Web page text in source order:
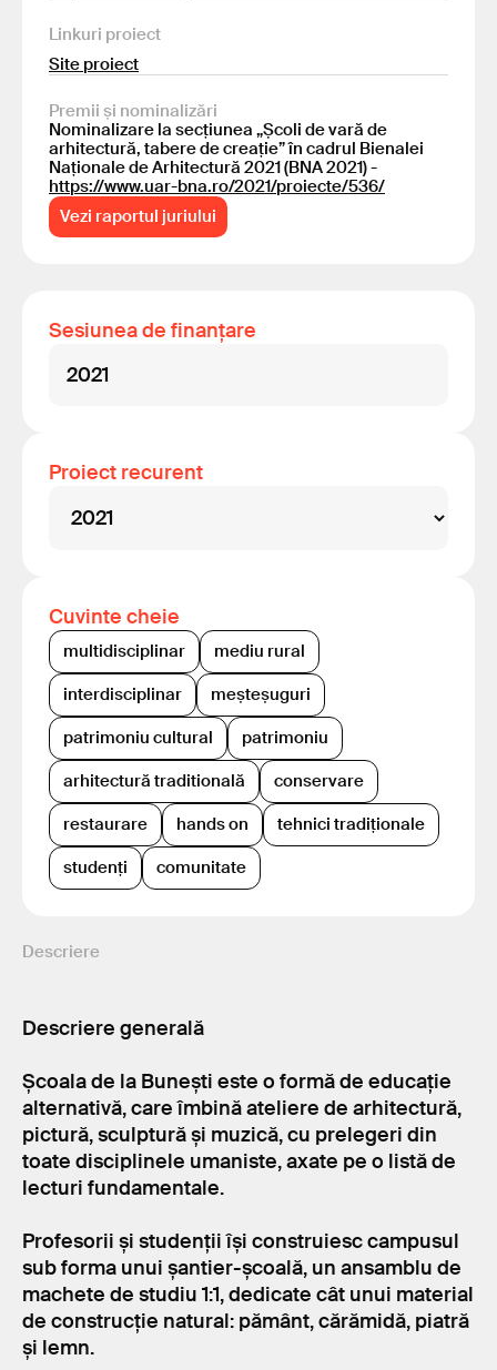
Linkuri proiect
Site proiect
Premii și nominalizări
Nominalizare la secțiunea „Școli de vară de
arhitectură, tabere de creație” în cadrul Bienalei
Naționale de Arhitectură 2021 (BNA 2021) -
https://www.uar-bna.ro/2021/proiecte/536/
Vezi raportul juriului
Sesiunea de finanțare
2021
Proiect recurent
Cuvinte cheie
multidisciplinar
mediu rural
interdisciplinar
meșteșuguri
patrimoniu cultural
patrimoniu
arhitectură traditională
conservare
restaurare
hands on
tehnici tradiționale
studenți
comunitate
Descriere
Descriere generală
Școala de la Bunești este o formă de educație
alternativă, care îmbină ateliere de arhitectură,
pictură, sculptură și muzică, cu prelegeri din
toate disciplinele umaniste, axate pe o listă de
lecturi fundamentale.
Profesorii și studenții își construiesc campusul
sub forma unui șantier-școală, un ansamblu de
machete de studiu 1:1, dedicate cât unui material
de construcție natural: pământ, cărămidă, piatră
și lemn.